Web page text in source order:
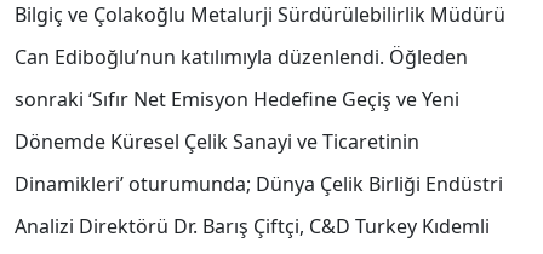
Bilgiç ve Çolakoğlu Metalurji Sürdürülebilirlik Müdürü
Can Ediboğlu’nun katılımıyla düzenlendi. Öğleden
sonraki ‘Sıfır Net Emisyon Hedefine Geçiş ve Yeni
Dönemde Küresel Çelik Sanayi ve Ticaretinin
Dinamikleri’ oturumunda; Dünya Çelik Birliği Endüstri
Analizi Direktörü Dr. Barış Çiftçi, C&D Turkey Kıdemli